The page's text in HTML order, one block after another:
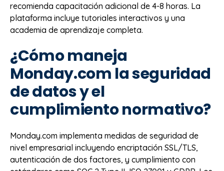
recomienda capacitación adicional de 4-8 horas. La
plataforma incluye tutoriales interactivos y una
academia de aprendizaje completa.
¿Cómo maneja
Monday.com la seguridad
de datos y el
cumplimiento normativo?
Monday.com implementa medidas de seguridad de
nivel empresarial incluyendo encriptación SSL/TLS,
autenticación de dos factores, y cumplimiento con